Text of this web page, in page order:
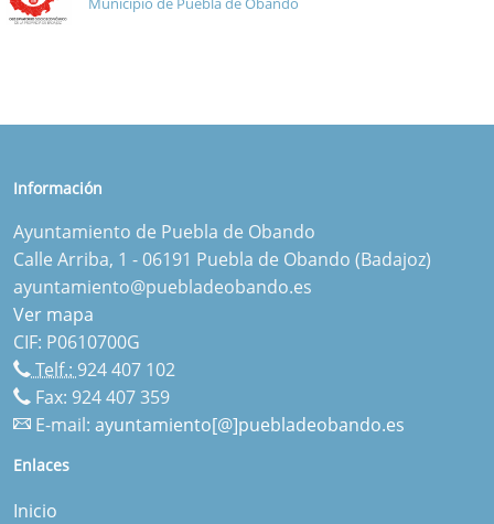
Información
Ayuntamiento de Puebla de Obando
Calle Arriba, 1 - 06191 Puebla de Obando (Badajoz)
ayuntamiento@puebladeobando.es
Ver mapa
CIF: P0610700G
Telf.:924 407 102
Fax: 924 407 359
E-mail: ayuntamiento[@]puebladeobando.es
Enlaces
Inicio